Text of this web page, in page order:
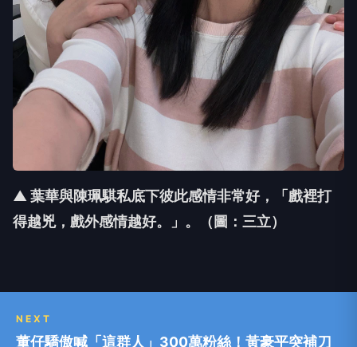
▲ 葉華與陳珮騏私底下彼此感情非常好，「戲裡打
得越兇，戲外感情越好。」。（圖：三立）
董仔驕傲喊「這群人」300萬粉絲！黃豪平突補刀
「不是解散了？」 她急喊：只是停更
向下繼續閱讀